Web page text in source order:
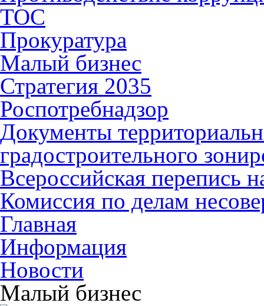
ТОС
Прокуратура
Малый бизнес
Стратегия 2035
Роспотребнадзор
Документы
градостроительного
Всероссийская перепись
Комиссия по делам
Главная
Информация
Новости
Малый бизнес